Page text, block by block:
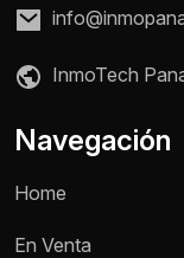
InmoTech
Navegación
Home
En Venta